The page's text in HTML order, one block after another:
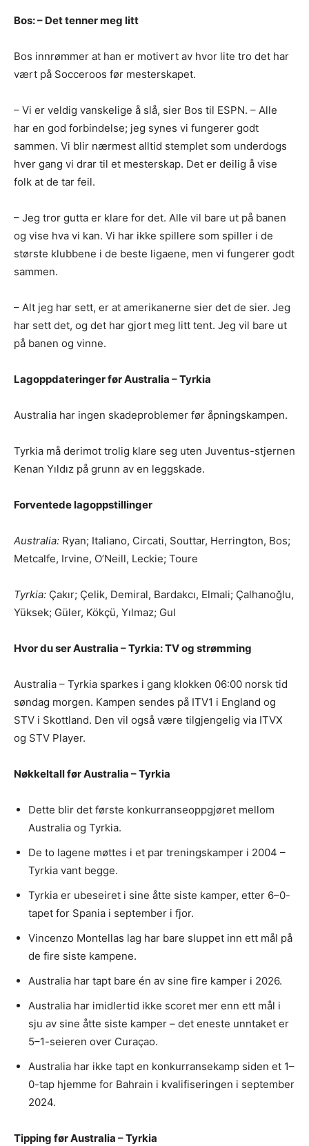
Bos: – Det tenner meg litt
Bos innrømmer at han er motivert av hvor lite tro det har
vært på Socceroos før mesterskapet.
– Vi er veldig vanskelige å slå, sier Bos til ESPN. – Alle
har en god forbindelse; jeg synes vi fungerer godt
sammen. Vi blir nærmest alltid stemplet som underdogs
hver gang vi drar til et mesterskap. Det er deilig å vise
folk at de tar feil.
– Jeg tror gutta er klare for det. Alle vil bare ut på banen
og vise hva vi kan. Vi har ikke spillere som spiller i de
største klubbene i de beste ligaene, men vi fungerer godt
sammen.
– Alt jeg har sett, er at amerikanerne sier det de sier. Jeg
har sett det, og det har gjort meg litt tent. Jeg vil bare ut
på banen og vinne.
Lagoppdateringer før Australia – Tyrkia
Australia har ingen skadeproblemer før åpningskampen.
Tyrkia må derimot trolig klare seg uten Juventus-stjernen
Kenan Yıldız på grunn av en leggskade.
Forventede lagoppstillinger
Australia: Ryan; Italiano, Circati, Souttar, Herrington, Bos;
Metcalfe, Irvine, O’Neill, Leckie; Toure
Tyrkia: Çakır; Çelik, Demiral, Bardakcı, Elmali; Çalhanoğlu,
Yüksek; Güler, Kökçü, Yılmaz; Gul
Hvor du ser Australia – Tyrkia: TV og strømming
Australia – Tyrkia sparkes i gang klokken 06:00 norsk tid
søndag morgen. Kampen sendes på ITV1 i England og
STV i Skottland. Den vil også være tilgjengelig via ITVX
og STV Player.
Nøkkeltall før Australia – Tyrkia
Dette blir det første konkurranseoppgjøret mellom
Australia og Tyrkia.
De to lagene møttes i et par treningskamper i 2004 –
Tyrkia vant begge.
Tyrkia er ubeseiret i sine åtte siste kamper, etter 6–0-
tapet for Spania i september i fjor.
Vincenzo Montellas lag har bare sluppet inn ett mål på
de fire siste kampene.
Australia har tapt bare én av sine fire kamper i 2026.
Australia har imidlertid ikke scoret mer enn ett mål i
sju av sine åtte siste kamper – det eneste unntaket er
5–1-seieren over Curaçao.
Australia har ikke tapt en konkurransekamp siden et 1–
0-tap hjemme for Bahrain i kvalifiseringen i september
2024.
Tipping før Australia – Tyrkia